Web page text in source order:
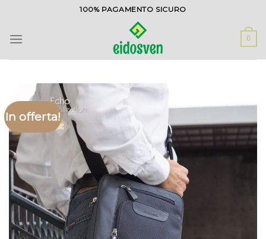
contenuti
100% PAGAMENTO SICURO
0
In offerta!